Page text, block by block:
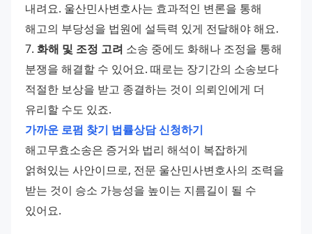
내려요. 울산민사변호사는 효과적인 변론을 통해
해고의 부당성을 법원에 설득력 있게 전달해야 해요.
7. 화해 및 조정 고려 소송 중에도 화해나 조정을 통해
분쟁을 해결할 수 있어요. 때로는 장기간의 소송보다
적절한 보상을 받고 종결하는 것이 의뢰인에게 더
유리할 수도 있죠.
가까운 로펌 찾기 법률상담 신청하기
해고무효소송은 증거와 법리 해석이 복잡하게
얽혀있는 사안이므로, 전문 울산민사변호사의 조력을
받는 것이 승소 가능성을 높이는 지름길이 될 수
있어요.